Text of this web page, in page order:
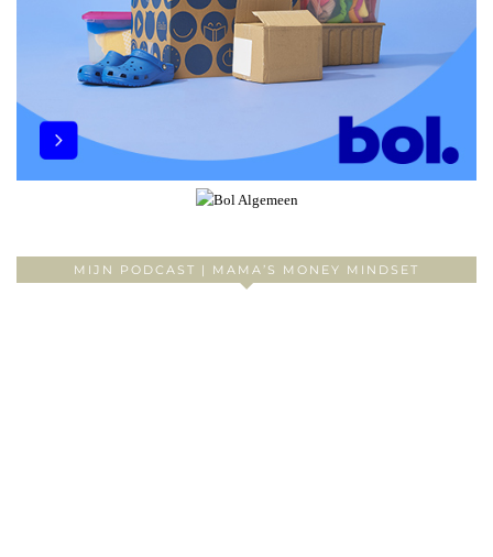
MIJN PODCAST | MAMA’S MONEY MINDSET